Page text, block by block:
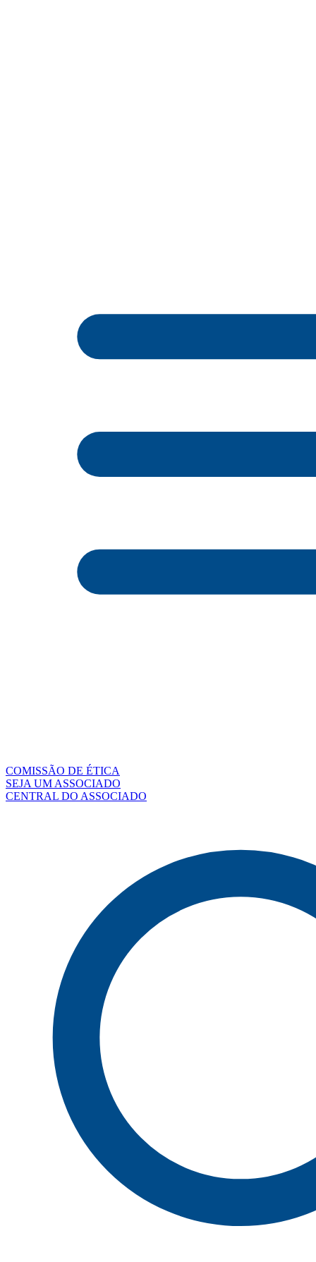
COMISSÃO DE ÉTICA
SEJA UM ASSOCIADO
CENTRAL DO ASSOCIADO